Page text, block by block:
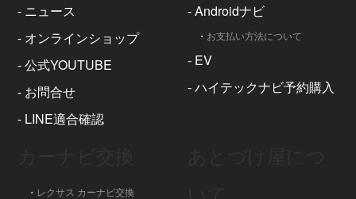
- ニュース
- オンラインショップ
-公式YOUTUBE
- お問合せ
- LINE適合確認
-Androidナビ
・ お支払い方法について
- EV
-ハイテックナビ予約購入
・ レクサス カーナビ交換